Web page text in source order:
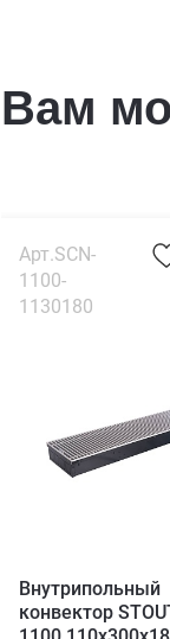
Вам
Арт.SCN-
1100-
1130180
Внутрипольный
конвектор